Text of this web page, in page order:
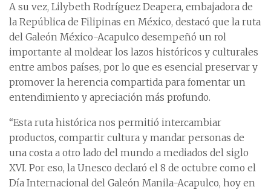
A su vez, Lilybeth Rodríguez Deapera, embajadora de
la República de Filipinas en México, destacó que la ruta
del Galeón México-Acapulco desempeñó un rol
importante al moldear los lazos históricos y culturales
entre ambos países, por lo que es esencial preservar y
promover la herencia compartida para fomentar un
entendimiento y apreciación más profundo.
“Esta ruta histórica nos permitió intercambiar
productos, compartir cultura y mandar personas de
una costa a otro lado del mundo a mediados del siglo
XVI. Por eso, la Unesco declaró el 8 de octubre como el
Día Internacional del Galeón Manila-Acapulco, hoy en